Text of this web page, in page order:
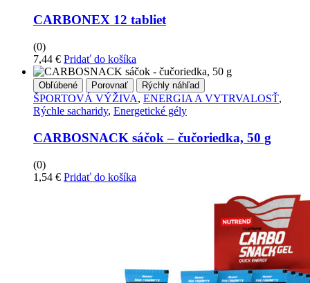
CARBONEX 12 tabliet
(0)
7,44 € Pridať do košíka
Obľúbené Porovnať Rýchly náhľad
ŠPORTOVÁ VÝŽIVA, ENERGIA A VYTRVALOSŤ,
Rýchle sacharidy, Energetické gély
CARBOSNACK sáčok – čučoriedka, 50 g
(0)
1,54 € Pridať do košíka